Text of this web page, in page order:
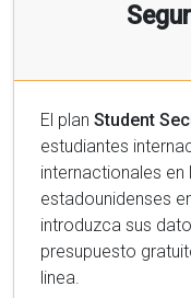
El plan Student
estudiantes
internactionales en
estadounidenses en al
introduzca sus
presupuesto
linea.